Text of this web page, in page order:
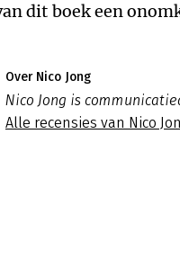
dit boek een
Over Nico Jong
Nico Jong is
Alle recensies van Nico